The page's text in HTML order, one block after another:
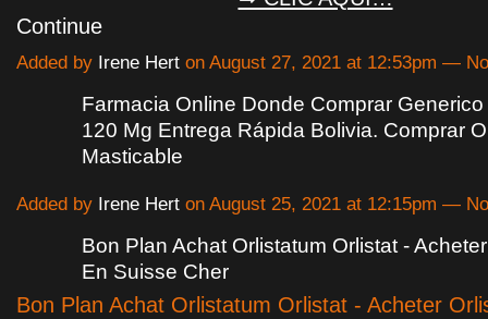
Continue
Added by Irene Hert on August 27, 2021 at 12:53pm —
Farmacia Online Donde Comprar
120 Mg Entrega Rápida Bolivia. Comprar
Masticable
Added by Irene Hert on August 25, 2021 at 12:15pm —
Bon Plan Achat Orlistatum Orlistat -
En Suisse Cher
Bon Plan Achat Orlistatum Orlistat - Acheter